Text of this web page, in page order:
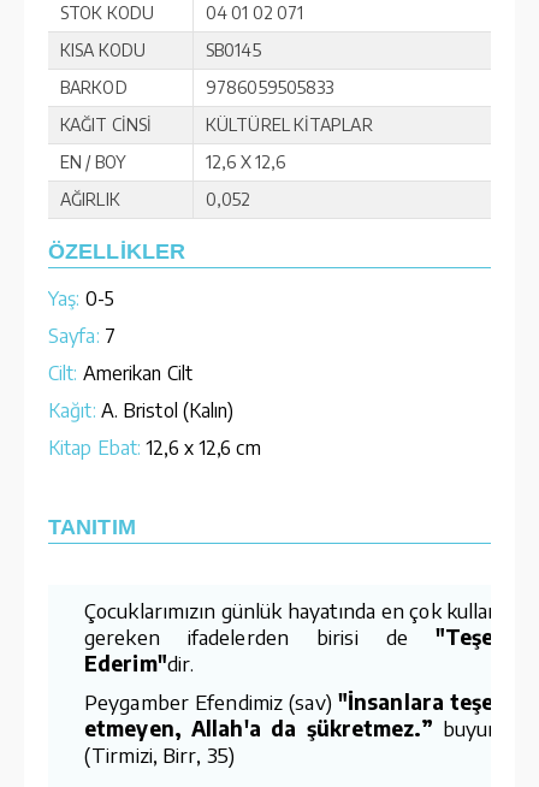
STOK KODU
04 01 02 071
KISA KODU
SB0145
BARKOD
9786059505833
KAĞIT CİNSİ
KÜLTÜREL KİTAPLAR
EN / BOY
12,6 X 12,6
AĞIRLIK
0,052
ÖZELLİKLER
Yaş: 0-5
Sayfa: 7
Cilt: Amerikan Cilt
Kağıt: A. Bristol (Kalın)
Kitap Ebat: 12,6 x 12,6 cm
TANITIM
Çocuklarımızın günlük hayatında en çok
gereken ifadelerden birisi de
Ederim"dir.
Peygamber Efendimiz (sav) "İnsanlara
etmeyen, Allah'a da şükretmez.”
(Tirmizi, Birr, 35)